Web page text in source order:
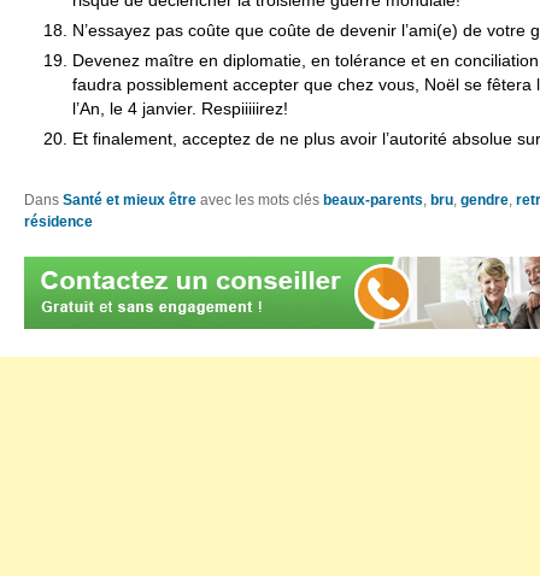
N’essayez pas coûte que coûte de devenir l’ami(e) de votre
Devenez maître en diplomatie, en tolérance et en
faudra possiblement accepter que chez vous, Noël se
l’An, le 4 janvier. Respiiiiirez!
Et finalement, acceptez de ne plus avoir l’autorité absolue
Dans Santé et mieux être avec les mots clés beaux-parents bru gendre
résidence